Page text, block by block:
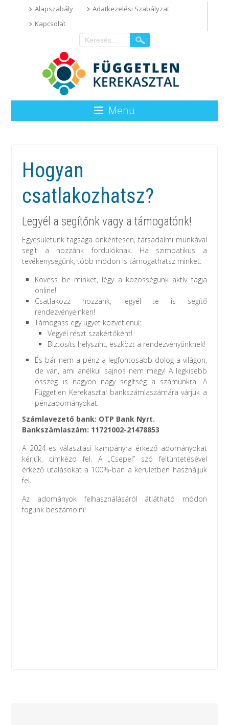
Alapszabály
Adatkezelési Szabályzat
Kapcsolat
Menü
Hogyan
csatlakozhatsz?
Legyél a segítőnk vagy a támogatónk!
Egyesületünk tagsága önkéntesen, társadalmi munkával
segít a hozzánk fordulóknak. Ha szimpatikus a
tevékenységünk, több módon is támogathatsz minket:
Kövess be minket, légy a közösségünk aktív tagja
online!
Csatlakozz hozzánk, legyél te is segítő
rendezvényeinken!
Támogass egy ügyet közvetlenül:
Vegyél részt szakértőként!
Biztosíts helyszínt, eszközt a rendezvényünknek!
És bár nem a pénz a legfontosabb dolog a világon,
de van, ami anélkül sajnos nem megy! A legkisebb
összeg is nagyon nagy segítség a számunkra. A
Független Kerekasztal bankszámlaszámára várjuk a
pénzadományokat.
Számlavezető bank: OTP Bank Nyrt.
Bankszámlaszám: 11721002-21478853
A 2024-es választási kampányra érkező adományokat
kérjük, cimkézd fel. A „Csepel” szó feltüntetésével
érkező utalásokat a 100%-ban a kerületben használjuk
fel.
Az adományok felhasználásáról átlátható módon
fogunk beszámolni!